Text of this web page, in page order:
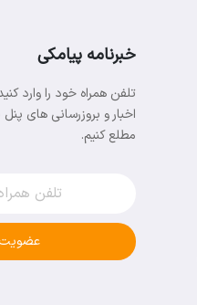
خبرنامه پیامکی
تلفن همراه خود را وارد
اخبار و بروزرسانی های
مطلع کنیم.
عضویت